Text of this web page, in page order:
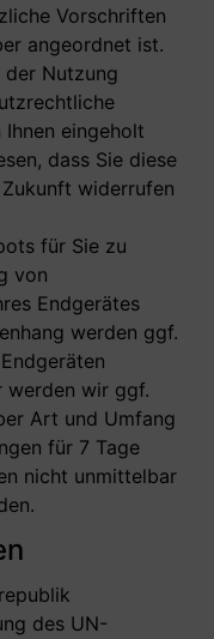
Vorschriften
angeordnet ist.
der Nutzung
eingeholt
dass Sie diese
widerrufen
für Sie zu
von
Endgerätes
werden ggf.
werden wir ggf.
Art und Umfang
für 7 Tage
nicht unmittelbar
des UN-